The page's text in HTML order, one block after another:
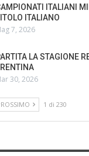
ITALIANI
ITALIANO
7, 2026
LA STAGIONE
30, 2026
1 di 230